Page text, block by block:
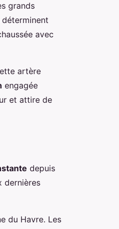
grands
avec
artère
engagée
et attire de
depuis
dernières
du Havre. Les